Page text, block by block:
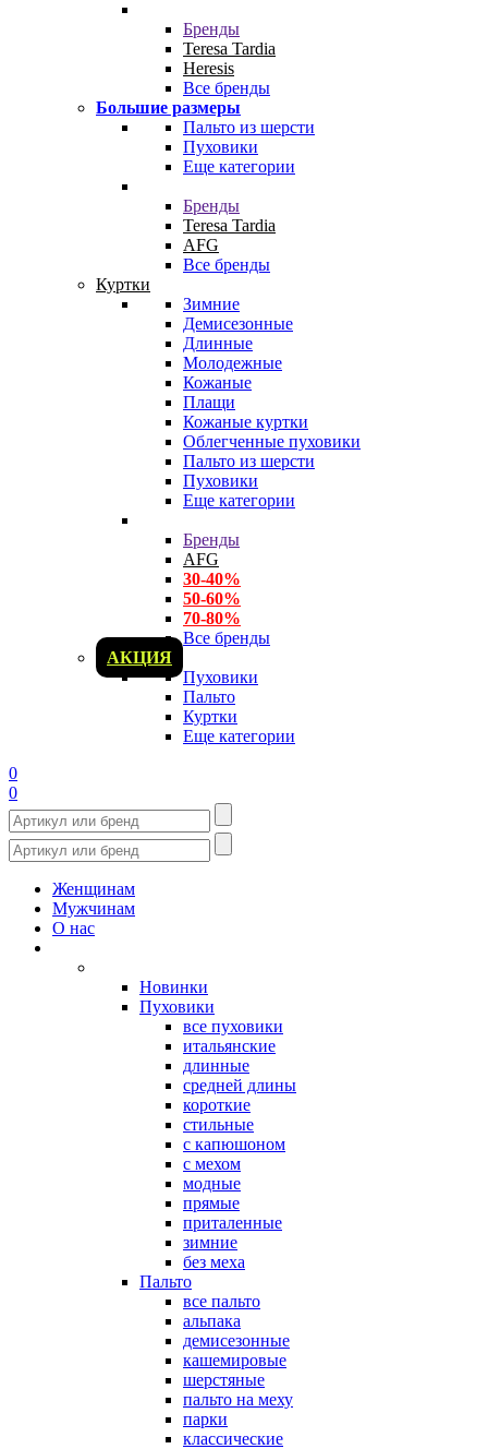
Бренды
Teresa Tardia
Heresis
Все бренды
Большие размеры
Пальто из шерсти
Пуховики
Еще категории
Бренды
Teresa Tardia
AFG
Все бренды
Куртки
Зимние
Демисезонные
Длинные
Молодежные
Кожаные
Плащи
Кожаные куртки
Облегченные пуховики
Пальто из шерсти
Пуховики
Еще категории
Бренды
AFG
30-40%
50-60%
70-80%
Все бренды
АКЦИЯ
Пуховики
Пальто
Куртки
Еще категории
0
0
Женщинам
Мужчинам
О нас
Новинки
Пуховики
все пуховики
итальянские
длинные
средней длины
короткие
стильные
с капюшоном
с мехом
модные
прямые
приталенные
зимние
без меха
Пальто
все пальто
альпака
демисезонные
кашемировые
шерстяные
пальто на меху
парки
классические